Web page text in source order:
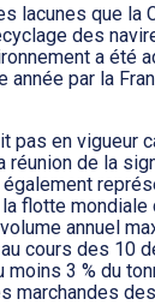
lacunes que la
des
a été
année par la
pas en vigueur
de la
flotte
annuel
cours des 10
moins 3 % du
marchandes